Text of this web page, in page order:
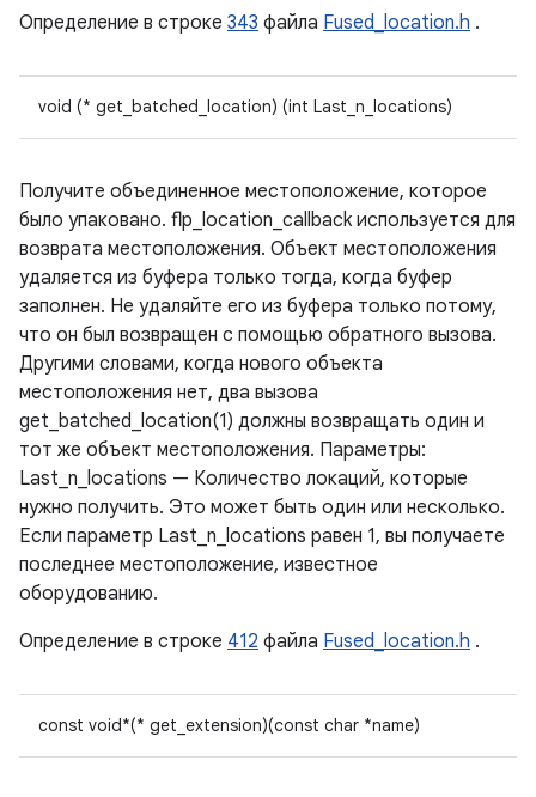
Определение в строке 343 файла Fused_location.h .
void (* get_batched_location) (int Last_n_locations)
Получите объединенное местоположение, которое
было упаковано. flp_location_callback используется для
возврата местоположения. Объект местоположения
удаляется из буфера только тогда, когда буфер
заполнен. Не удаляйте его из буфера только потому,
что он был возвращен с помощью обратного вызова.
Другими словами, когда нового объекта
местоположения нет, два вызова
get_batched_location(1) должны возвращать один и
тот же объект местоположения. Параметры:
Last_n_locations — Количество локаций, которые
нужно получить. Это может быть один или несколько.
Если параметр Last_n_locations равен 1, вы получаете
последнее местоположение, известное
оборудованию.
Определение в строке 412 файла Fused_location.h .
const void*(* get_extension)(const char *name)